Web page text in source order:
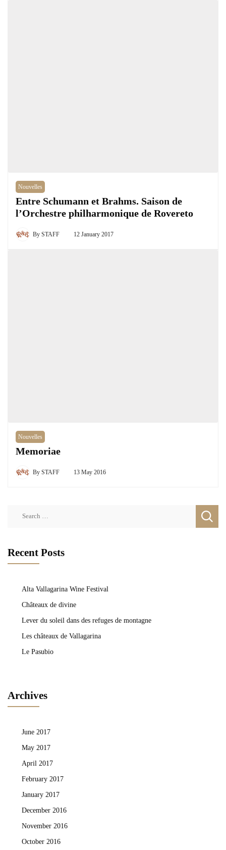
Nouvelles
Entre Schumann et Brahms. Saison de
l’Orchestre philharmonique de Rovereto
By STAFF 12 January 2017
Nouvelles
Memoriae
By STAFF 13 May 2016
Recent Posts
Alta Vallagarina Wine Festival
Châteaux de divine
Lever du soleil dans des refuges de montagne
Les châteaux de Vallagarina
Le Pasubio
Archives
June 2017
May 2017
April 2017
February 2017
January 2017
December 2016
November 2016
October 2016